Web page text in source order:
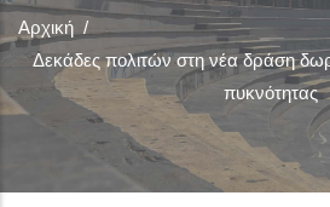
Αρχική /
Δεκάδες πολιτών στη νέα δράση
πυκνότητας